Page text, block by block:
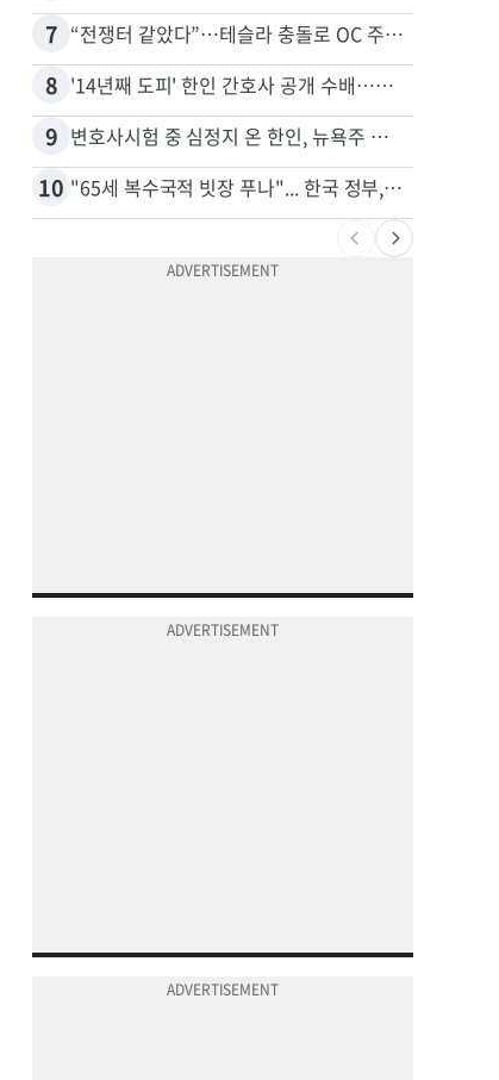
7 “전쟁터 같았다”…테슬라 충돌로 OC 주택 4채 파손
8 '14년째 도피' 한인 간호사 공개 수배…메디케어 사기 유죄
9 변호사시험 중 심정지 온 한인, 뉴욕주 제소
10 "65세 복수국적 빗장 푸나"... 한국 정부, 연령 완화 전면 추진